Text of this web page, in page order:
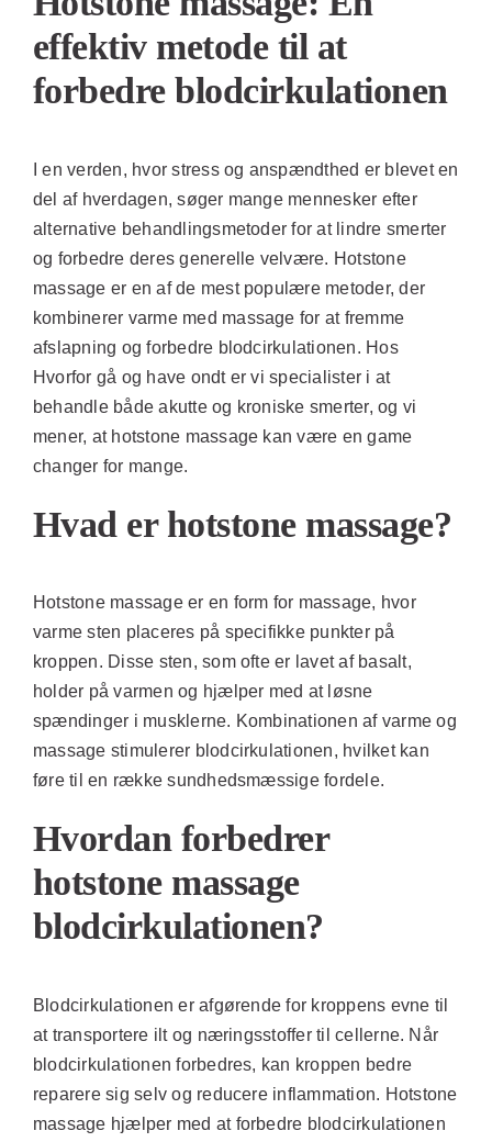
effektiv metode til at
forbedre blodcirkulationen
I en verden, hvor stress og anspændthed er blevet en
del af hverdagen, søger mange mennesker efter
alternative behandlingsmetoder for at lindre smerter
og forbedre deres generelle velvære. Hotstone
massage er en af de mest populære metoder, der
kombinerer varme med massage for at fremme
afslapning og forbedre blodcirkulationen. Hos
Hvorfor gå og have ondt er vi specialister i at
behandle både akutte og kroniske smerter, og vi
mener, at hotstone massage kan være en game
changer for mange.
Hvad er hotstone massage?
Hotstone massage er en form for massage, hvor
varme sten placeres på specifikke punkter på
kroppen. Disse sten, som ofte er lavet af basalt,
holder på varmen og hjælper med at løsne
spændinger i musklerne. Kombinationen af varme og
massage stimulerer blodcirkulationen, hvilket kan
føre til en række sundhedsmæssige fordele.
Hvordan forbedrer
hotstone massage
blodcirkulationen?
Blodcirkulationen er afgørende for kroppens evne til
at transportere ilt og næringsstoffer til cellerne. Når
blodcirkulationen forbedres, kan kroppen bedre
reparere sig selv og reducere inflammation. Hotstone
massage hjælper med at forbedre blodcirkulationen